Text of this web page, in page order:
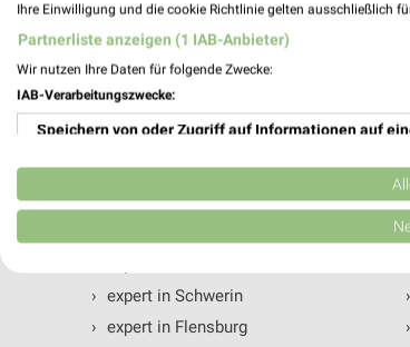
Filialen und Öffnungszeiten von expert in
Weg zu Deiner Lieblingsfiliale von expert.
expert Filialen &
› expert in Leipzig
› expert in Mannheim
› expert in Schwerin
› expert in Flensburg
›
›
›
›
›
Ihre Einwilligung und die cookie Richtlinie gelten ausschließlich
Partnerliste anzeigen (1 IAB-Anbieter)
Wir nutzen Ihre Daten für folgende Zwecke:
IAB-Verarbeitungszwecke:
Speichern von oder Zugriff auf Informationen auf
Verwendung reduzierter Daten zur Auswahl von
Erstellung von Profilen für personalisierte Werbung